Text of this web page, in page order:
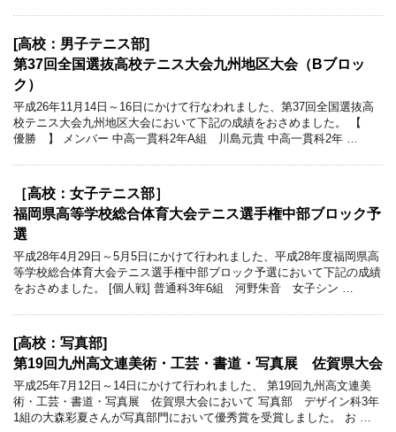
[高校：男子テニス部]
第37回全国選抜高校テニス大会九州地区大会（Bブロッ
ク）
平成26年11月14日～16日にかけて行なわれました、第37回全国選抜高
校テニス大会九州地区大会において下記の成績をおさめました。 【
優勝 】 メンバー 中高一貫科2年A組 川島元貴 中高一貫科2年 …
［高校：女子テニス部］
福岡県高等学校総合体育大会テニス選手権中部ブロック予
選
平成28年4月29日～5月5日にかけて行われました、平成28年度福岡県高
等学校総合体育大会テニス選手権中部ブロック予選において下記の成績
をおさめました。 [個人戦] 普通科3年6組 河野朱音 女子シン …
[高校：写真部]
第19回九州高文連美術・工芸・書道・写真展 佐賀県大会
平成25年7月12日～14日にかけて行われました、 第19回九州高文連美
術・工芸・書道・写真展 佐賀県大会において 写真部 デザイン科3年
1組の大森彩夏さんが写真部門において優秀賞を受賞しました。 お …